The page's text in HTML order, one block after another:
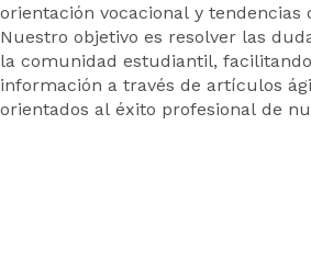
orientación vocacional y tendencias
Nuestro objetivo es resolver las
la comunidad estudiantil,
información a través de artículos
orientados al éxito profesional de